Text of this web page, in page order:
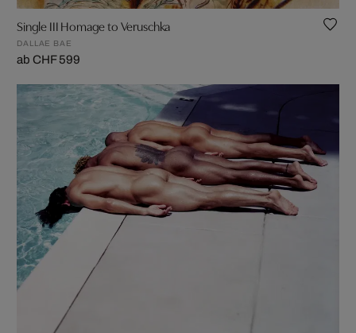
Single III Homage to Veruschka
DALLAE BAE
ab CHF 599